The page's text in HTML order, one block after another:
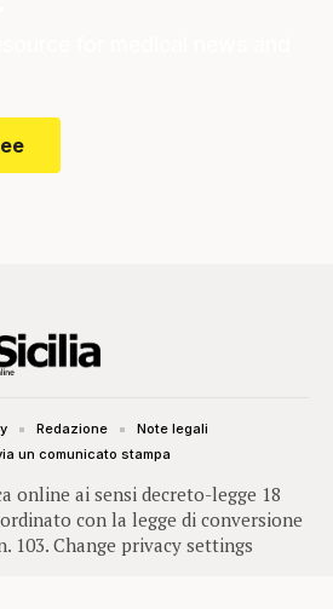
online ai sensi decreto-legge 18
con la legge di conversione
103. Change privacy settings
Redazione
Note legali
un comunicato stampa